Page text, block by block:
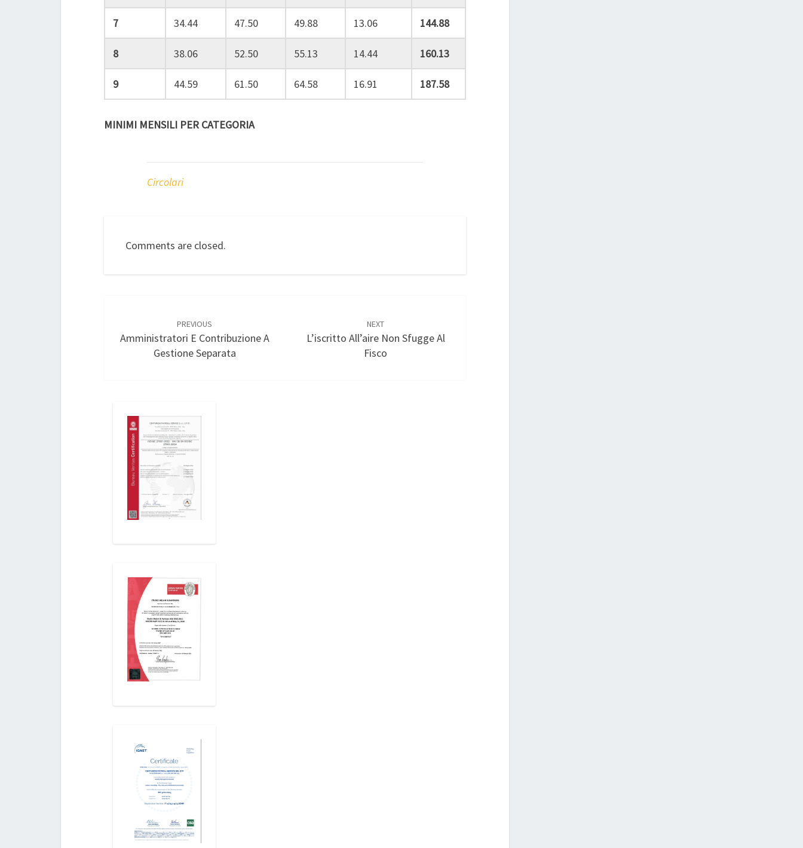
7 34.44 47.50 49.88 13.06 144.88
8 38.06 52.50 55.13 14.44 160.13
9 44.59 61.50 64.58 16.91 187.58
MINIMI MENSILI PER CATEGORIA
Circolari
Comments are closed.
navigationPREVIOUS
Amministratori E Contribuzione A
Gestione Separata
NEXT
L’iscritto All’aire Non Sfugge Al
Fisco